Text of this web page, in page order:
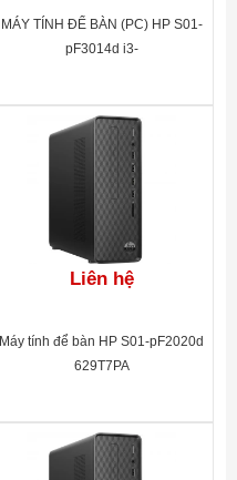
MÁY TÍNH ĐỂ BÀN (PC) HP S01-
pF3014d i3-
ĐEN(A00B0PA)
Liên hệ
Máy tính để bàn HP S01-pF2020d
629T7PA